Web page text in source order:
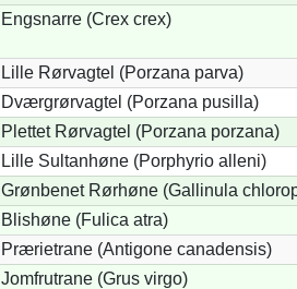
Engsnarre (Crex crex)
Lille Rørvagtel (Porzana parva)
Dværgrørvagtel (Porzana pusilla)
Plettet Rørvagtel (Porzana porzana)
Lille Sultanhøne (Porphyrio alleni)
Grønbenet Rørhøne (Gallinula
Blishøne (Fulica atra)
Prærietrane (Antigone canadensis)
Jomfrutrane (Grus virgo)